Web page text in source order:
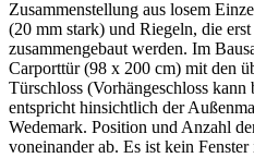
Zusammenstellung aus losem
(20 mm stark) und Riegeln, die
zusammengebaut werden. Im
Carporttür (98 x 200 cm) mit den
Türschloss (Vorhängeschloss
entspricht hinsichtlich der
Wedemark. Position und Anzahl
voneinander ab. Es ist kein Fenster